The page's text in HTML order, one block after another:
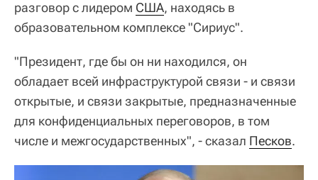
разговор с лидером США, находясь в
образовательном комплексе "Сириус".
"Президент, где бы он ни находился, он
обладает всей инфраструктурой связи - и связи
открытые, и связи закрытые, предназначенные
для конфиденциальных переговоров, в том
числе и межгосударственных", - сказал Песков.